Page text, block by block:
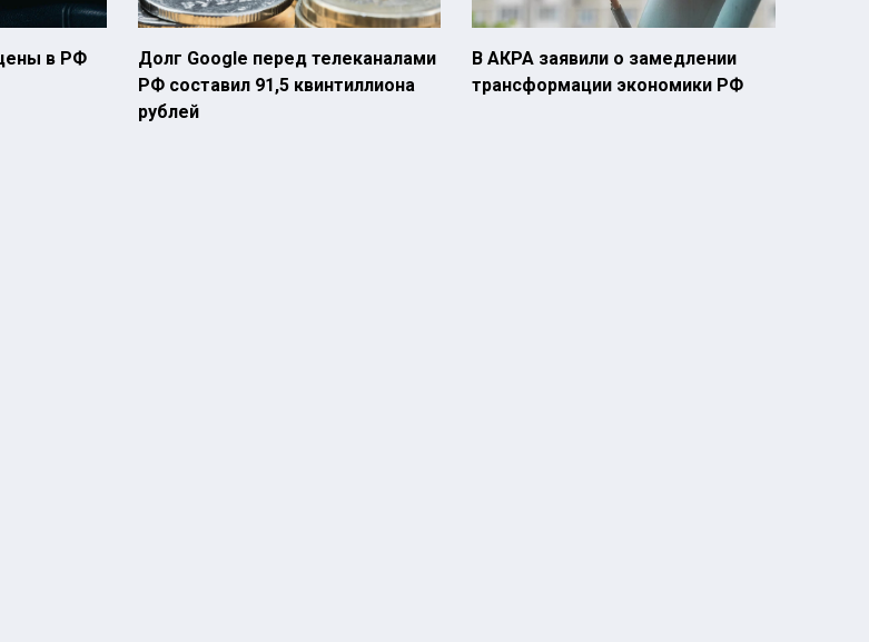
в РФ
Долг Google перед телеканалами
РФ составил 91,5 квинтиллиона
рублей
В АКРА заявили о замедлении
трансформации экономики РФ